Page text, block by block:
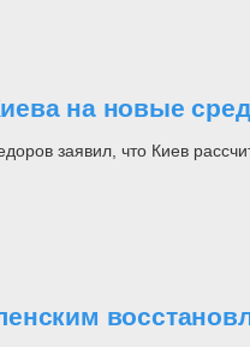
на новые
заявил, что Киев